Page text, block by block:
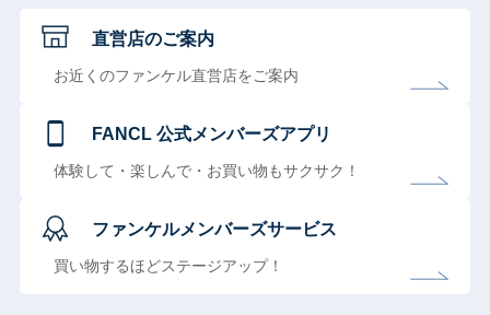
直営店のご案内
お近くのファンケル直営店をご案内
FANCL 公式メンバーズアプリ
体験して・楽しんで・お買い物もサクサク！
ファンケルメンバーズサービス
買い物するほどステージアップ！